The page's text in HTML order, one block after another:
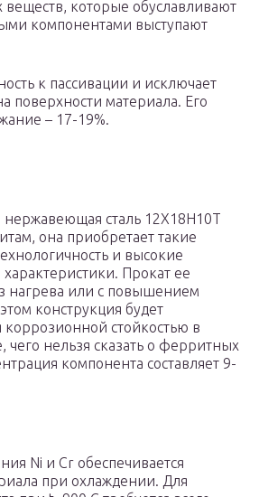
которые обуславливают
компонентами выступают
к пассивации и исключает
поверхности материала. Его
– 17-19%.
нержавеющая сталь 12Х18Н10Т
она приобретает такие
и высокие
Прокат ее
нагрева или с повышением
конструкция будет
коррозионной стойкостью в
чего нельзя сказать о ферритных
компонента составляет 9-
Ni и Cr обеспечивается
при охлаждении. Для